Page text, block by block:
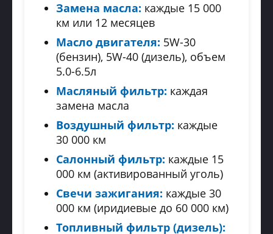
Замена масла: каждые 15 000
км или 12 месяцев
Масло двигателя: 5W-30
(бензин), 5W-40 (дизель), объем
5.0-6.5л
Масляный фильтр: каждая
замена масла
Воздушный фильтр: каждые
30 000 км
Салонный фильтр: каждые 15
000 км (активированный уголь)
Свечи зажигания: каждые 30
000 км (иридиевые до 60 000 км)
Топливный фильтр (дизель):